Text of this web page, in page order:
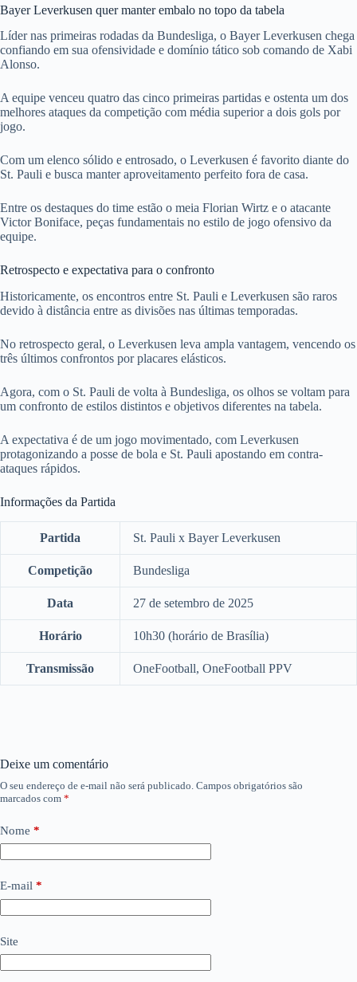
Bayer Leverkusen quer manter embalo no topo da tabela
Líder nas primeiras rodadas da Bundesliga, o Bayer Leverkusen chega
confiando em sua ofensividade e domínio tático sob comando de Xabi
Alonso.
A equipe venceu quatro das cinco primeiras partidas e ostenta um dos
melhores ataques da competição com média superior a dois gols por
jogo.
Com um elenco sólido e entrosado, o Leverkusen é favorito diante do
St. Pauli e busca manter aproveitamento perfeito fora de casa.
Entre os destaques do time estão o meia Florian Wirtz e o atacante
Victor Boniface, peças fundamentais no estilo de jogo ofensivo da
equipe.
Retrospecto e expectativa para o confronto
Historicamente, os encontros entre St. Pauli e Leverkusen são raros
devido à distância entre as divisões nas últimas temporadas.
No retrospecto geral, o Leverkusen leva ampla vantagem, vencendo os
três últimos confrontos por placares elásticos.
Agora, com o St. Pauli de volta à Bundesliga, os olhos se voltam para
um confronto de estilos distintos e objetivos diferentes na tabela.
A expectativa é de um jogo movimentado, com Leverkusen
protagonizando a posse de bola e St. Pauli apostando em contra-
ataques rápidos.
Informações da Partida
Partida St. Pauli x Bayer Leverkusen
Competição Bundesliga
Data 27 de setembro de 2025
Horário 10h30 (horário de Brasília)
Transmissão OneFootball, OneFootball PPV
Deixe um comentário
O seu endereço de e-mail não será publicado. Campos obrigatórios são
marcados com *
Nome *
E-mail *
Site